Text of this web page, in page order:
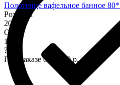
Полотенце вафельное банное
Розница
200
Опт
170
?
При заказе от 7 000 р.